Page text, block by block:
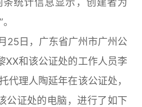
条统计信息显示，创建者为
日，广东省广州市广州公
XX和该公证处的工作人员李
代理人陶延年在该公证处，
公证处的电脑，进行了如下